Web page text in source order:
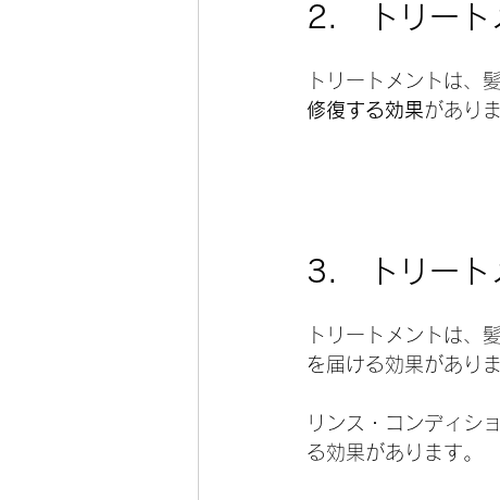
2.　トリート
トリートメントは、
修復する効果がありま
3.　トリート
トリートメントは、
を届ける効果がありま
リンス・コンディシ
る効果があります。